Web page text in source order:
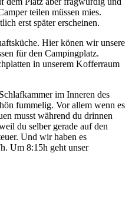
teilen müssen mies.
erst später erscheinen.
Hier könen wir unsere
für den Campingplatz.
in unserem Kofferraum
im Inneren des
fummelig. Vor allem wenn es
musst während du drinnen
du selber gerade auf den
Und wir haben es
Um 8:15h geht unser